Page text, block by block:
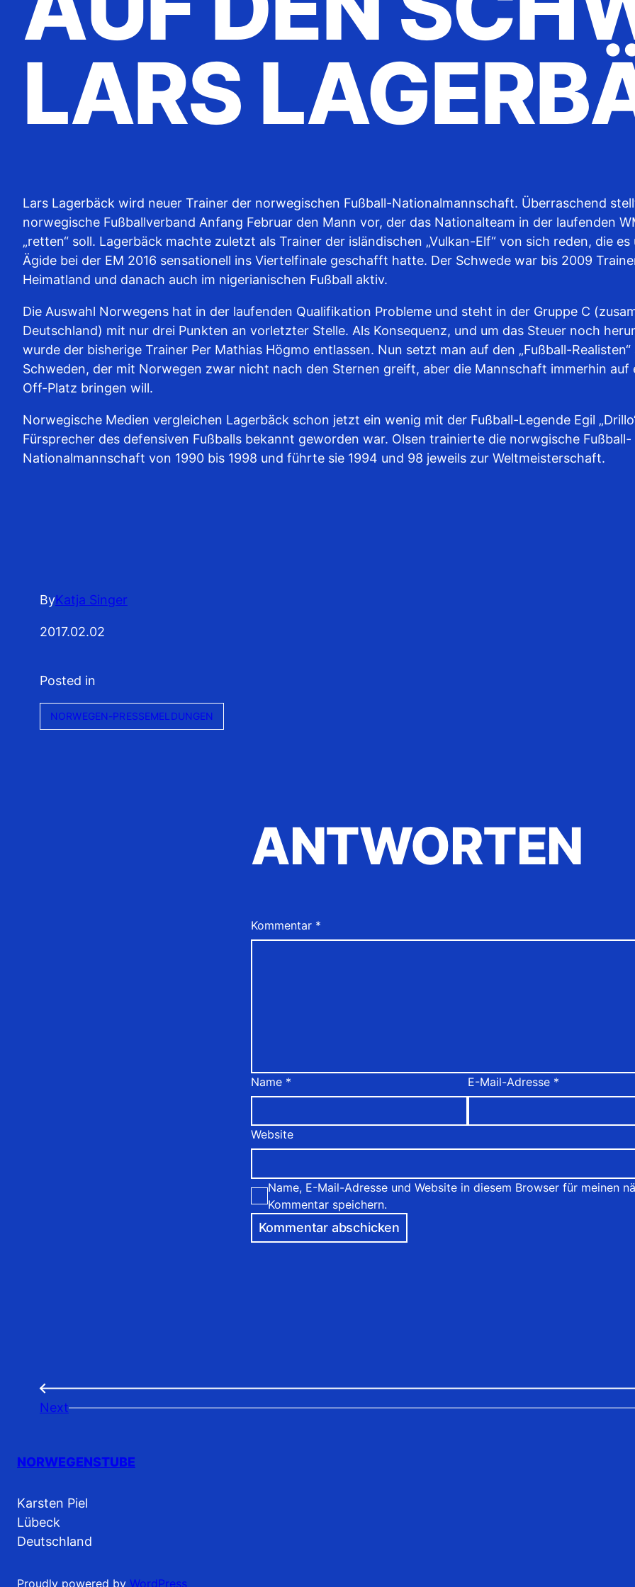
ARS
Lars Lagerbäck wird neuer Trainer der norwegischen Fußball-Nationalmannschaft. Überraschend
norwegische Fußballverband Anfang Februar den Mann vor, der das Nationalteam in der laufenden
„retten“ soll. Lagerbäck machte zuletzt als Trainer der isländischen „Vulkan-Elf“ von sich reden, die
Ägide bei der EM 2016 sensationell ins Viertelfinale geschafft hatte. Der Schwede war bis 2009
Heimatland und danach auch im nigerianischen Fußball aktiv.
Die Auswahl Norwegens hat in der laufenden Qualifikation Probleme und steht in der Gruppe C
Deutschland) mit nur drei Punkten an vorletzter Stelle. Als Konsequenz, und um das Steuer noch
wurde der bisherige Trainer Per Mathias Högmo entlassen. Nun setzt man auf den „Fußball-Realisten“
Schweden, der mit Norwegen zwar nicht nach den Sternen greift, aber die Mannschaft immerhin auf
Off-Platz bringen will.
Norwegische Medien vergleichen Lagerbäck schon jetzt ein wenig mit der Fußball-Legende Egil
Fürsprecher des defensiven Fußballs bekannt geworden war. Olsen trainierte die norwgische Fußball-
Nationalmannschaft von 1990 bis 1998 und führte sie 1994 und 98 jeweils zur Weltmeisterschaft.
ByKatja Singer
2017.02.02
Posted in
NORWEGEN-PRESSEMELDUNGEN
ANTWORTEN
Kommentar *
Name * E-Mail-Adresse *
Website
Name, E-Mail-Adresse und Website in diesem Browser für meinen
Kommentar speichern.
←
Next
NORWEGENSTUBE
Karsten Piel
Lübeck
Deutschland
Proudly powered by WordPress